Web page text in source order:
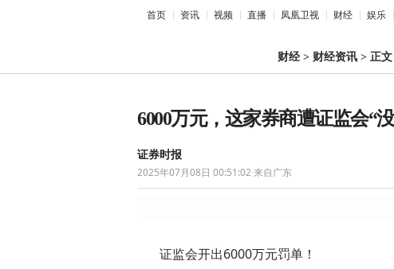
首页 资讯 视频 直播 凤凰卫视 财经 娱乐
财经> 财经资讯 > 正文
6000万元，这家券商遭证监会“
证券时报
2025年07月08日 00:51:02 来自广东
证监会开出6000万元罚单！